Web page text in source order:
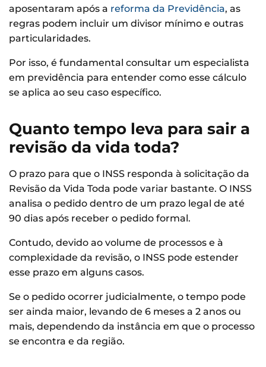
aposentaram após a reforma da Previdência, as
regras podem incluir um divisor mínimo e outras
particularidades.
Por isso, é fundamental consultar um especialista
em previdência para entender como esse cálculo
se aplica ao seu caso específico.
Quanto tempo leva para sair a
revisão da vida toda?
O prazo para que o INSS responda à solicitação da
Revisão da Vida Toda pode variar bastante. O INSS
analisa o pedido dentro de um prazo legal de até
90 dias após receber o pedido formal.
Contudo, devido ao volume de processos e à
complexidade da revisão, o INSS pode estender
esse prazo em alguns casos.
Se o pedido ocorrer judicialmente, o tempo pode
ser ainda maior, levando de 6 meses a 2 anos ou
mais, dependendo da instância em que o processo
se encontra e da região.